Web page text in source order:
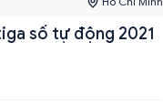
số tự động 2021